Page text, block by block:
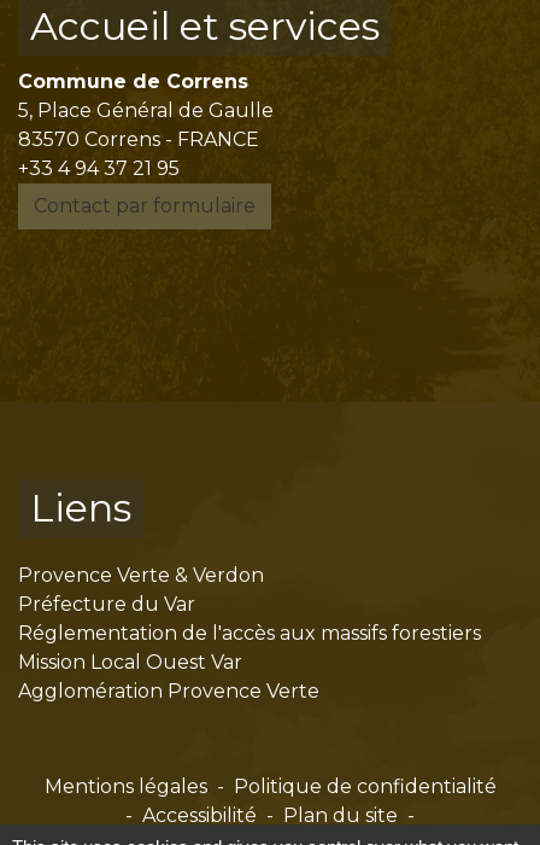
Accueil et services
Commune de Correns
5, Place Général de Gaulle
83570 Correns - FRANCE
+33 4 94 37 21 95
Contact par formulaire
Liens
Provence Verte & Verdon
Préfecture du Var
Réglementation de l'accès aux massifs forestiers
Mission Local Ouest Var
Agglomération Provence Verte
Mentions légales - Politique de confidentialité
- Accessibilité - Plan du site -